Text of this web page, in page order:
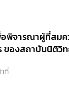
อพิจารณาผู้ที่ส
ของสถาบันนิติ
ที่